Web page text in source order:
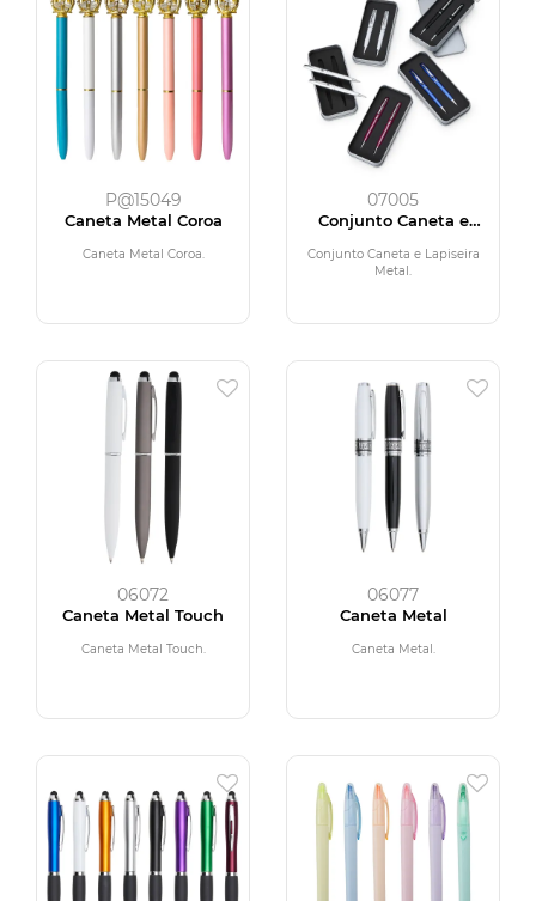
P@15049
Caneta Metal Coroa
Caneta Metal Coroa.
07005
Conjunto Caneta e
Conjunto Caneta e Lapiseira
Metal.
06072
Caneta Metal Touch
Caneta Metal Touch.
06077
Caneta Metal
Caneta Metal.